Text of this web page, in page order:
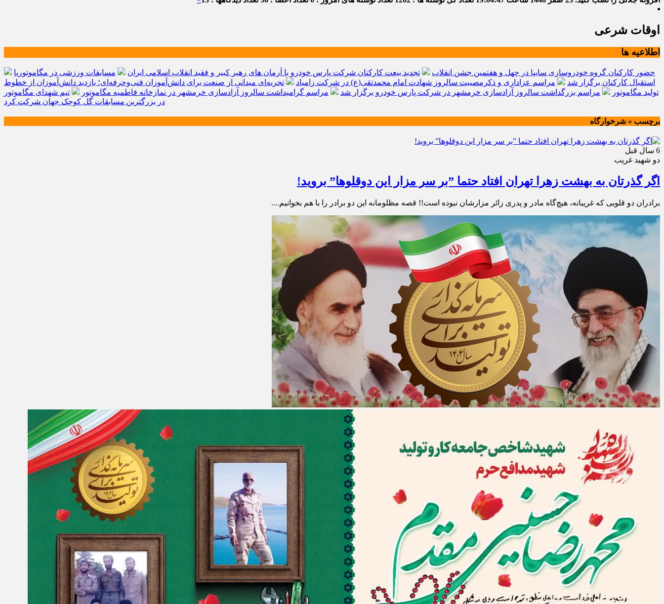
اوقات شرعی
اطلاعیه ها
حضور کارکنان گروه خودروسازی سایپا در چهل و هفتمین جشن انقلاب تجدید بیعت کارکنان شرکت پارس خودرو با آرمان های رهبر کبیر و فقید انقلاب اسلامی ایران
مسابقات ورزشی در مگاموتوربا
استقبال کارکنان برگزار شد
مراسم عزاداری و ذکرمصیبت سالروز شهادت امام محمدتقی(ع) در شرکت زامیاد
تجربه‌ای میدانی از صنعت برای دانش‌آموزان فنی‌وحرفه‌ای؛ بازدید دانش‌آموزان از خطوط
تولید مگاموتور
مراسم بزرگداشت سالروز آزادسازی خرمشهر در شرکت پارس خودرو برگزار شد مراسم گرامیداشت سالروز آزادسازی خرمشهر در نمازخانه فاطمیه مگاموتور
تیم شهدای مگاموتور
در بزرگترین مسابقات گل کوچک جهان شرکت کرد
برچسب » شرخوارگاه
6 سال قبل
دو شهید غریب
اگر گذرتان به بهشت زهرا تهران افتاد حتما ”بر سر مزار این دوقلوها” بروید!
برادران دو قلویی که غریبانه، هیچ‌گاه مادر و پدری زائر مزارشان نبوده است!! قصه مظلومانه این دو برادر را با هم بخوانیم....